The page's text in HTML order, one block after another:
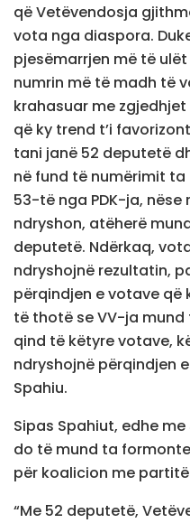
që Vetëvendosja
vota nga diaspora.
pjesëmarrjen më të
numrin më të madh të
krahasuar me
që ky trend t’i
tani janë 52 deputetë
në fund të numërimit
53-të nga PDK-ja, nëse
ndryshon, atëherë
deputetë. Ndërkaq,
ndryshojnë rezultatin,
përqindjen e votave që
të thotë se VV-ja
qind të këtyre votave,
ndryshojnë përqindjen
Spahiu.
Sipas Spahiut, edhe
do të mund ta
për koalicion me
“Me 52 deputetë,